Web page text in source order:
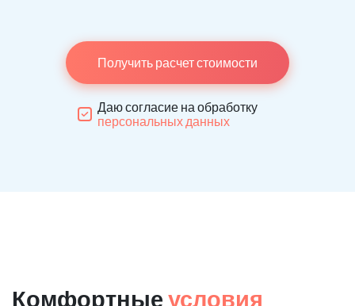
Получить расчет стоимости
Даю согласие на обработку
персональных данных
Комфортные условия